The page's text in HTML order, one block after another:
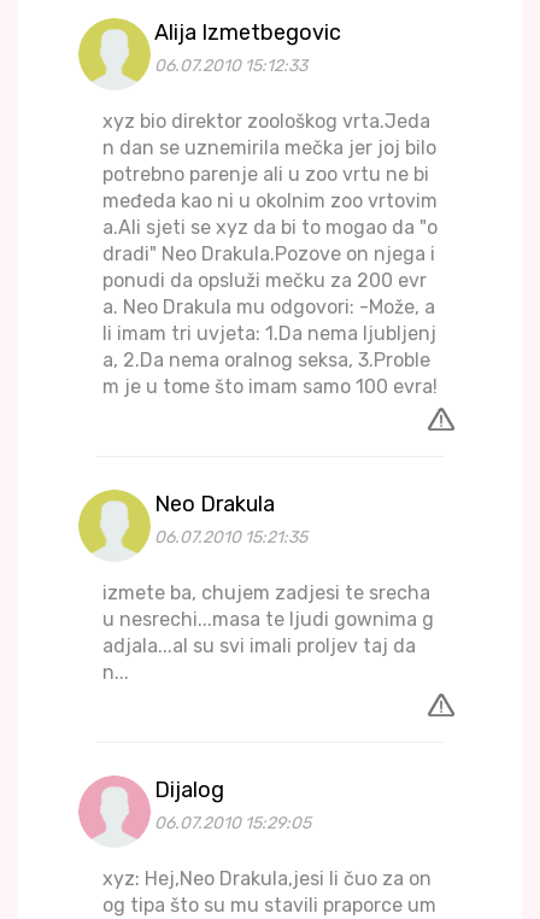
Alija Izmetbegovic
06.07.2010 15:12:33
xyz bio direktor zoološkog vrta.Jeda
n dan se uznemirila mečka jer joj bilo
potrebno parenje ali u zoo vrtu ne bi
međeda kao ni u okolnim zoo vrtovim
a.Ali sjeti se xyz da bi to mogao da "o
dradi" Neo Drakula.Pozove on njega i
ponudi da opsluži mečku za 200 evr
a. Neo Drakula mu odgovori: -Može, a
li imam tri uvjeta: 1.Da nema ljubljenj
a, 2.Da nema oralnog seksa, 3.Proble
m je u tome što imam samo 100 evra!
Neo Drakula
06.07.2010 15:21:35
izmete ba, chujem zadjesi te srecha
u nesrechi...masa te ljudi gownima g
adjala...al su svi imali proljev taj da
n...
Dijalog
06.07.2010 15:29:05
xyz: Hej,Neo Drakula,jesi li čuo za on
og tipa što su mu stavili praporce um